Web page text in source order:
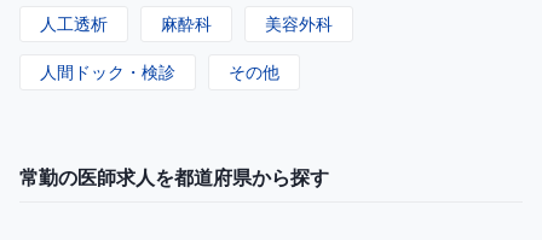
人工透析 麻酔科 美容外科
人間ドック・検診 その他
常勤の医師求人を都道府県から探す